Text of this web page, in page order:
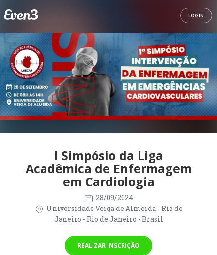
LOGIN
I Simpósio da Liga
Acadêmica de Enfermagem
em Cardiologia
28/09/2024
Universidade Veiga de Almeida - Rio de
Janeiro - Rio de Janeiro - Brasil
REALIZAR INSCRIÇÃO